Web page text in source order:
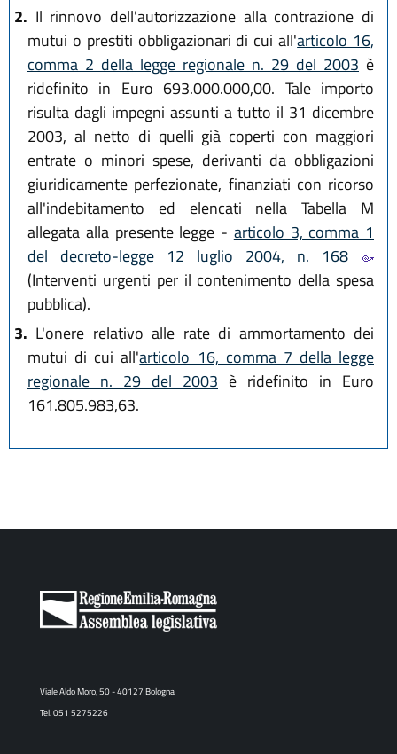
2. Il rinnovo dell'autorizzazione alla contrazione di
mutui o prestiti obbligazionari di cui all'articolo 16,
comma 2 della legge regionale n. 29 del 2003 è
ridefinito in Euro 693.000.000,00. Tale importo
risulta dagli impegni assunti a tutto il 31 dicembre
2003, al netto di quelli già coperti con maggiori
entrate o minori spese, derivanti da obbligazioni
giuridicamente perfezionate, finanziati con ricorso
all'indebitamento ed elencati nella Tabella M
allegata alla presente legge - articolo 3, comma 1
del decreto-legge 12 luglio 2004, n. 168
(Interventi urgenti per il contenimento della spesa
pubblica).
3. L'onere relativo alle rate di ammortamento dei
mutui di cui all'articolo 16, comma 7 della legge
regionale n. 29 del 2003 è ridefinito in Euro
161.805.983,63.
Viale Aldo Moro, 50 - 40127 Bologna
Tel. 051 5275226